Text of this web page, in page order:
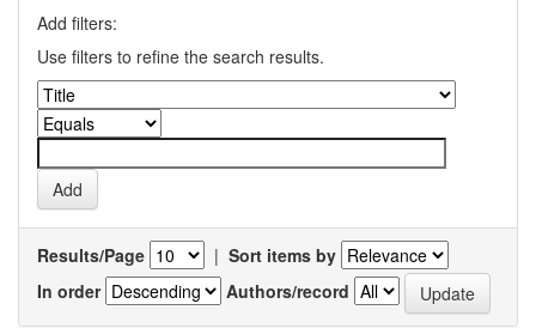
Add filters:
Use filters to refine the search results.
Results/Page | Sort items by
In order
Authors/record